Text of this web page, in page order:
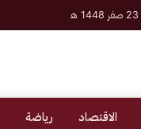
الاقتصاد رياضة